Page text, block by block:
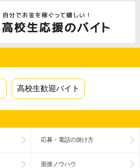
高校生歓迎バイト
応募・電話の掛け方
面接ノウハウ